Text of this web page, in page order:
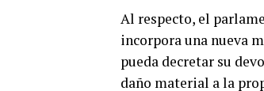
Al respecto, el
incorpora una nueva
pueda decretar su
daño material a la